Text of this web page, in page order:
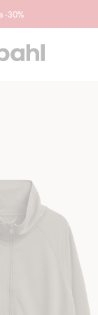
-30%
10.8 w sklepach Kappahl i
nie łączymy
dostawa od 150 zł